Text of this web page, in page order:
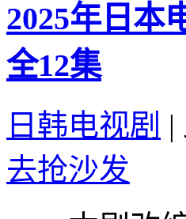
2025年日本
全12集
日韩电视剧 |
去抢沙发